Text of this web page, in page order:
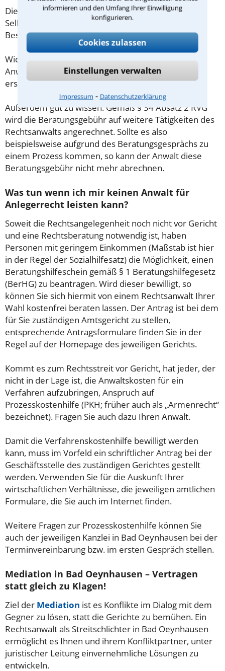
informieren und den Umfang Ihrer Einwilligung
konfigurieren.
Cookies zulassen
Einstellungen verwalten
Impressum ⁃ Datenschutzerklärung
Diese Regelung gilt jedoch nur für Verbraucher. Für
Selbstständige oder Freiberufler gilt diese
Beschränkung nicht.
Wichtig daher: Klären Sie die Kostenfrage mit Ihrem
Anwalt aus Bad Oeynhausen schon zu Beginn der
ersten Beratung.
Außerdem gut zu wissen: Gemäß § 34 Absatz 2 RVG
wird die Beratungsgebühr auf weitere Tätigkeiten des
Rechtsanwalts angerechnet. Sollte es also
beispielsweise aufgrund des Beratungsgesprächs zu
einem Prozess kommen, so kann der Anwalt diese
Beratungsgebühr nicht mehr abrechnen.
Was tun wenn ich mir keinen Anwalt für
Anlegerrecht leisten kann?
Soweit die Rechtsangelegenheit noch nicht vor Gericht
und eine Rechtsberatung notwendig ist, haben
Personen mit geringem Einkommen (Maßstab ist hier
in der Regel der Sozialhilfesatz) die Möglichkeit, einen
Beratungshilfeschein gemäß § 1 Beratungshilfegesetz
(BerHG) zu beantragen. Wird dieser bewilligt, so
können Sie sich hiermit von einem Rechtsanwalt Ihrer
Wahl kostenfrei beraten lassen. Der Antrag ist bei dem
für Sie zuständigen Amtsgericht zu stellen,
entsprechende Antragsformulare finden Sie in der
Regel auf der Homepage des jeweiligen Gerichts.
Kommt es zum Rechtsstreit vor Gericht, hat jeder, der
nicht in der Lage ist, die Anwaltskosten für ein
Verfahren aufzubringen, Anspruch auf
Prozesskostenhilfe (PKH; früher auch als „Armenrecht“
bezeichnet). Fragen Sie auch dazu Ihren Anwalt.
Damit die Verfahrenskostenhilfe bewilligt werden
kann, muss im Vorfeld ein schriftlicher Antrag bei der
Geschäftsstelle des zuständigen Gerichtes gestellt
werden. Verwenden Sie für die Auskunft Ihrer
wirtschaftlichen Verhältnisse, die jeweiligen amtlichen
Formulare, die Sie auch im Internet finden.
Weitere Fragen zur Prozesskostenhilfe können Sie
auch der jeweiligen Kanzlei in Bad Oeynhausen bei der
Terminvereinbarung bzw. im ersten Gespräch stellen.
Mediation in Bad Oeynhausen – Vertragen
statt gleich zu Klagen!
Ziel der Mediation ist es Konflikte im Dialog mit dem
Gegner zu lösen, statt die Gerichte zu bemühen. Ein
Rechtsanwalt als Streitschlichter in Bad Oeynhausen
ermöglicht es Ihnen und ihrem Konfliktpartner, unter
juristischer Leitung einvernehmliche Lösungen zu
entwickeln.